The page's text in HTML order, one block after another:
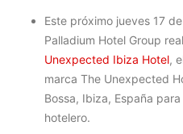
Este próximo jueves 17
Palladium Hotel Group
Unexpected Ibiza Hotel,
marca The Unexpected
Bossa, Ibiza, España
hotelero.